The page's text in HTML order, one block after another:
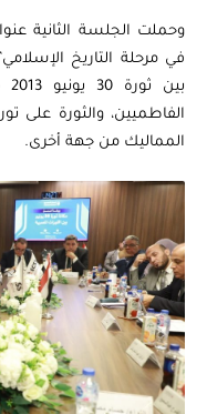
في مرحلة التاريخ
بين
المماليك من جهة أخرى.